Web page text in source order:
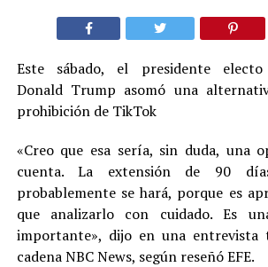
Este sábado, el presidente electo
Donald Trump asomó una
prohibición de TikTok
«Creo que esa sería, sin duda, una
cuenta. La extensión de 90
probablemente se hará, porque es
que analizarlo con cuidado. Es
importante», dijo en una entrevista
cadena NBC News, según reseñó EFE.